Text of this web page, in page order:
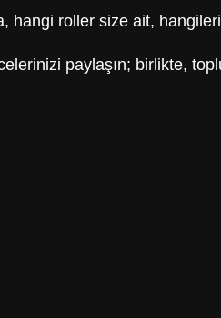
hangi roller size ait, hangileri
paylaşın; birlikte,